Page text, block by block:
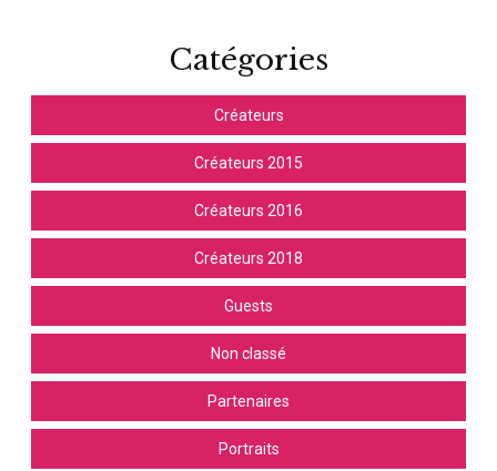
Catégories
Créateurs
Créateurs 2015
Créateurs 2016
Créateurs 2018
Guests
Non classé
Partenaires
Portraits